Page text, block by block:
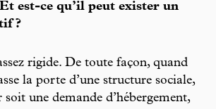
est-ce qu’il peut exister un
?
rigide. De toute façon, quand
la porte d’une structure sociale,
soit une demande d’hébergement,